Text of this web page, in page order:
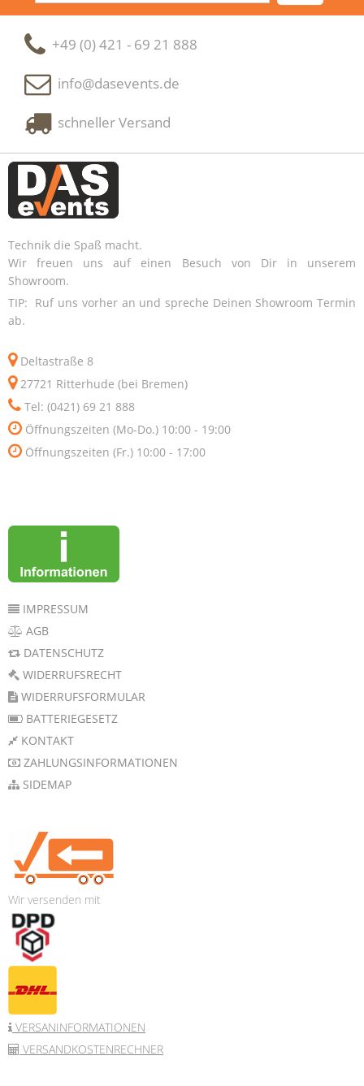
+49 (0) 421 - 69 21 888
info@dasevents.de
schneller Versand
Technik die Spaß macht.
Wir freuen uns auf einen Besuch von Dir in unserem
Showroom.
TIP: Ruf uns vorher an und spreche Deinen Showroom Termin
ab.
Deltastraße 8
27721 Ritterhude (bei Bremen)
Tel: (0421) 69 21 888
Öffnungszeiten (Mo-Do.) 10:00 - 19:00
Öffnungszeiten (Fr.) 10:00 - 17:00
IMPRESSUM
AGB
DATENSCHUTZ
WIDERRUFSRECHT
WIDERRUFSFORMULAR
BATTERIEGESETZ
KONTAKT
ZAHLUNGSINFORMATIONEN
SIDEMAP
Wir versenden mit
VERSANINFORMATIONEN
VERSANDKOSTENRECHNER